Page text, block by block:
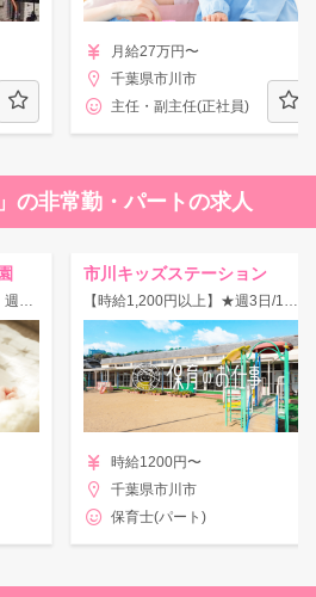
月給27万円〜
千葉県市川市
主任・副主任(正社員)
の非常勤・パートの求人
【定員19名/駅チカ小規模園】週2～5日・1日3h～OK◎時給UP時間帯あり★
市川キッズステーション
【時給1,200円以上】★週3日/1日5h～相談OK★駅チカ★対象0－3歳まで◎
時給1200円〜
千葉県市川市
保育士(パート)